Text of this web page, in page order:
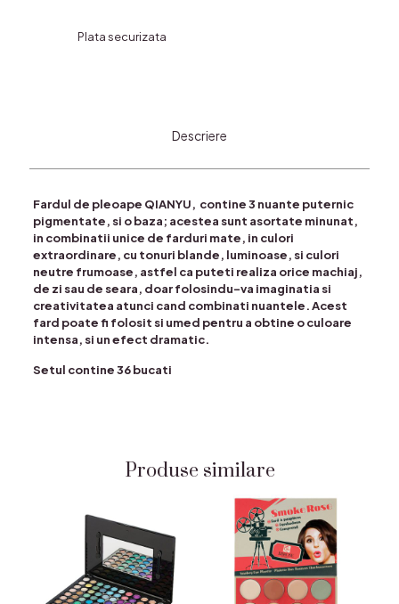
Plata securizata
Descriere
Fardul de pleoape QIANYU, contine 3 nuante puternic
pigmentate, si o baza; acestea sunt asortate minunat,
in combinatii unice de farduri mate, in culori
extraordinare, cu tonuri blande, luminoase, si culori
neutre frumoase, astfel ca puteti realiza orice machiaj,
de zi sau de seara, doar folosindu-va imaginatia si
creativitatea atunci cand combinati nuantele. Acest
fard poate fi folosit si umed pentru a obtine o culoare
intensa, si un efect dramatic.
Setul contine 36 bucati
Produse similare